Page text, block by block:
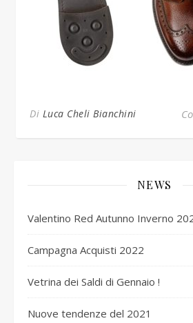
Di Luca Cheli Bianchini
NEWS
Valentino Red Autunno Inverno
Campagna Acquisti 2022
Vetrina dei Saldi di Gennaio !
Nuove tendenze del 2021